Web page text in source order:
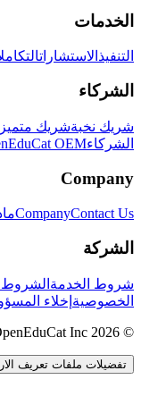
الخدمات
التنفيذ الاستشارات
الشركاء
شريك نخبةشريك متميز
الشركاءOEM
Company
CompanyContact Us
الشركة
شروط الخدمة الشروط
الخصوصية إخلاء
© 2026 OpenEduCat Inc. جميع الحقوق محفوظة.
تفضيلات ملفات تعريف